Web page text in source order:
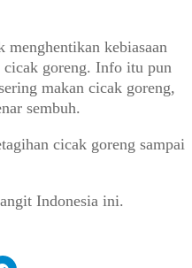
kebiasaan
cicak goreng. Info itu pun
makan cicak goreng,
sembuh.
cicak goreng sampai
Indonesia ini.